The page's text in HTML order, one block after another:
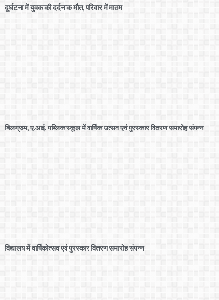
दुर्घटना में युवक की दर्दनाक मौत, परिवार में मातम
बिलग्राम, ए.आई. पब्लिक स्कूल में वार्षिक उत्सव एवं पुरस्कार वितरण समारोह संपन्न
विद्यालय में वार्षिकोत्सव एवं पुरस्कार वितरण समारोह संपन्न